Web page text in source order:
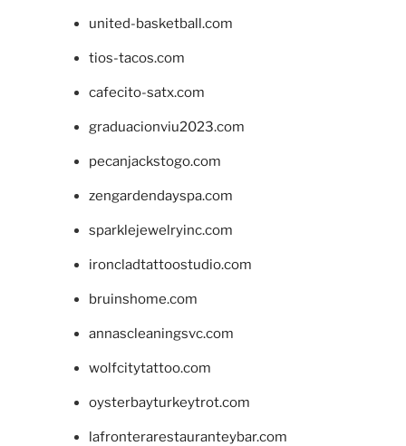
united-basketball.com
tios-tacos.com
cafecito-satx.com
graduacionviu2023.com
pecanjackstogo.com
zengardendayspa.com
sparklejewelryinc.com
ironcladtattoostudio.com
bruinshome.com
annascleaningsvc.com
wolfcitytattoo.com
oysterbayturkeytrot.com
lafronterarestauranteybar.com